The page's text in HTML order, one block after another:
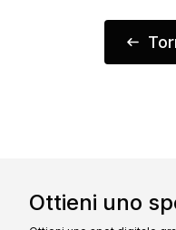
Ottieni uno